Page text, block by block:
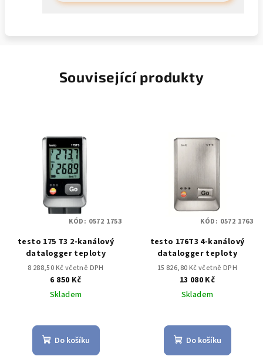
Související produkty
testo 175 T3 2-kanálový
datalogger teploty
8 288,50 Kč včetně DPH
6 850 Kč
Skladem
Do košíku
KÓD: 0572 1753
testo 176T3 4-kanálový
datalogger teploty
15 826,80 Kč včetně DPH
13 080 Kč
Skladem
Do košíku
KÓD: 0572 1763